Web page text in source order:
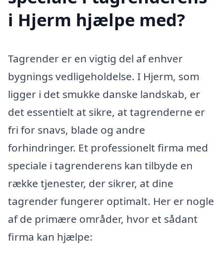
i Hjerm hjælpe med?
Tagrender er en vigtig del af enhver
bygnings vedligeholdelse. I Hjerm, som
ligger i det smukke danske landskab, er
det essentielt at sikre, at tagrenderne er
fri for snavs, blade og andre
forhindringer. Et professionelt firma med
speciale i tagrenderens kan tilbyde en
række tjenester, der sikrer, at dine
tagrender fungerer optimalt. Her er nogle
af de primære områder, hvor et sådant
firma kan hjælpe: